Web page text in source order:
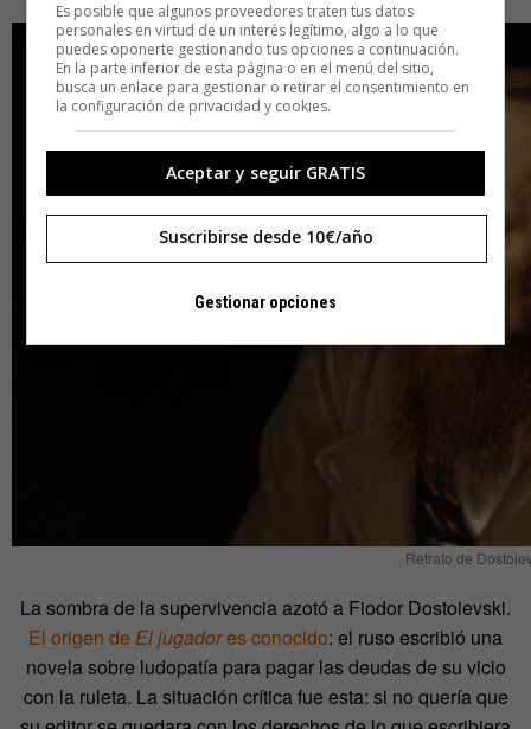
Retrato de
La sombra de la supervivencia azotó a Fiodor Dostoievski.
El origen de El jugadores conocido: el ruso escribió una
novela sobre ludopatía para pagar las deudas de su vicio
con la ruleta. La situación crítica fue esta: si no quería que
Es posible que algunos proveedores traten tus datos
personales en virtud de un interés legítimo, algo a lo que
puedes oponerte gestionando tus opciones a continuación.
En la parte inferior de esta página o en el menú del sitio,
busca un enlace para gestionar o retirar el consentimiento en
la configuración de privacidad y cookies.
Aceptar y seguir GRATIS
Suscribirse desde 10€/año
Gestionar opciones